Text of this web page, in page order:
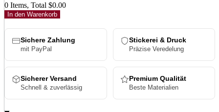
0 Items, Total $0.00
In den Warenkorb
Sichere Zahlung
mit PayPal
Stickerei & Druck
Präzise Veredelung
Sicherer Versand
Schnell & zuverlässig
Premium Qualität
Beste Materialien